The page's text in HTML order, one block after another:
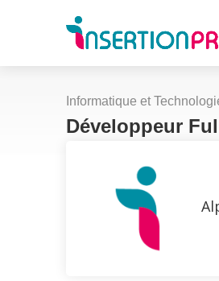
Informatique et
Développeur